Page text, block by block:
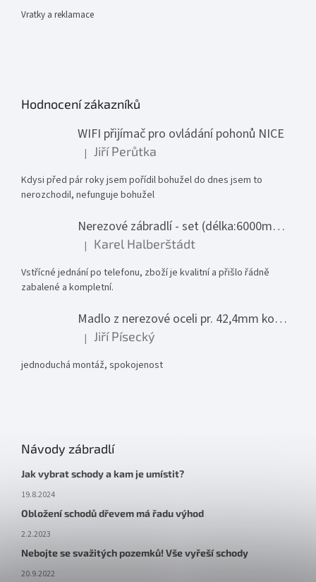
Vratky a reklamace
Hodnocení zákazníků
WIFI přijímač pro ovládání pohonů NICE
Hodnocení produktu je 1 z 5 hvězdiček.
| Jiří Perůtka
Kdysi před pár roky jsem pořídil bohužel do dnes jsem to
nerozchodil, nefunguje bohužel
Nerezové zábradlí - set (délka:6000mm x výška:1000mm)
Hodnocení produktu je 5 z 5 hvězdiček.
| Karel Halberštádt
Vstřícné jednání po telefonu, zboží je kvalitní a přišlo řádně
zabalené a kompletní.
Madlo z nerezové oceli pr. 42,4mm komplet - model 0116 - 3000mm
Hodnocení produktu je 5 z 5 hvězdiček.
| Jiří Písecký
jednoduchá montáž, spokojenost
Návody zábradlí
Jak vybrat schody a kam je umístit?
19.8.2024
Obložení schodů dřevem má řadu výhod
2.2.2023
Nebojte se svažitých pozemků! Vše vyřeší schody
20.9.2022